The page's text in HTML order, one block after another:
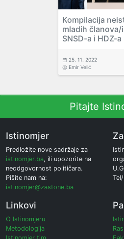
Kompilacija
mladih članova/
SNSD-a i HDZ-
25. 11. 2022
Emir Velić
Pitajte
Istinomjer
Predložite nove sadržaje za
istinomjer.ba, ili upozorite na
neodgovornost političara.
Pišite nam na:
istinomjer@zastone.ba
Linkovi
O Istinomjeru
Metodologija
Istinomjer tim